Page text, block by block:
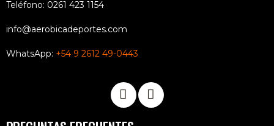
Teléfono: 0261 423 1154
info@aerobicadeportes.com
WhatsApp: +54 9 2612 49-0443